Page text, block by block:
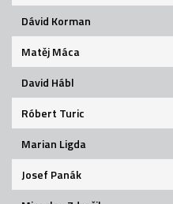
Dávid Korman
Matěj Máca
David Hábl
Róbert Turic
Marian Ligda
Josef Panák